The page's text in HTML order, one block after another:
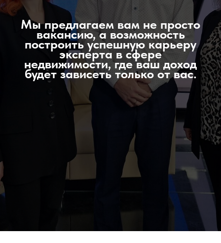
Мы предлагаем вам не просто
вакансию, а возможность
построить успешную карьеру
эксперта в сфере
недвижимости, где ваш доход
будет зависеть только от вас.